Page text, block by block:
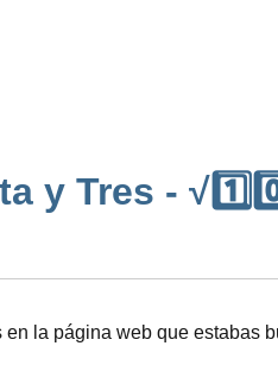
y Tres -
en la página web que estabas